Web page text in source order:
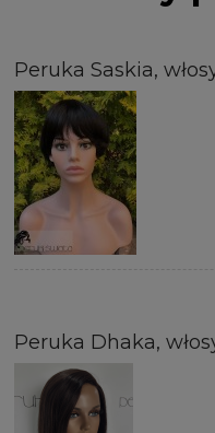
Peruka Saskia,
Peruka Dhaka,